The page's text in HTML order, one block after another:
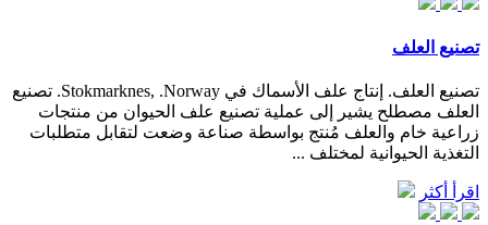
تصنيع العلف
تصنيع العلف. إنتاج علف الأسماك في Stokmarknes, .Norway. تصنيع
العلف مصطلح يشير إلى عملية تصنيع علف الحيوان من منتجات
زراعية خام والعلف مُنتج بواسطة صناعة وضعت لتقابل متطلبات
التغذية الحيوانية لمختلف ...
اقرأ أكثر